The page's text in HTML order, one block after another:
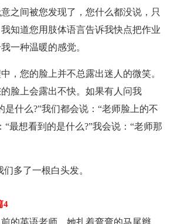
之间被您发现了，您什么都没说，只
知道您用肢体语言告诉我快点把作业
一种温暖的感觉。
，您的脸上并不总露出迷人的微笑。
脸上会露出不快。如果有人问我
是什么?”我们都会说：“老师脸上的不
“最想看到的是什么?”我会说：“老师那
多了一根白头发。
4
的英语老师，她扎着弯弯的马尾辫，